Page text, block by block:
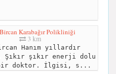
Karabağır Polikliniği
3 km
Hanım yıllardır
Şıkır şıkır enerji dolu
doktor. İlgisi, s...